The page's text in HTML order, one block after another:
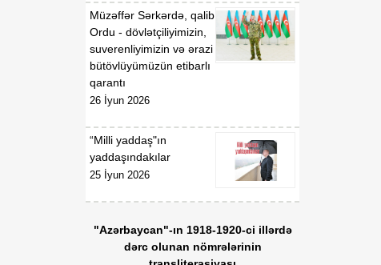
Müzəffər Sərkərdə, qalib
Ordu - dövlətçiliyimizin,
suverenliyimizin və ərazi
bütövlüyümüzün etibarlı
qarantı
26 İyun 2026
“Milli yaddaş"ın
yaddaşındakılar
25 İyun 2026
"Azərbaycan"-ın 1918-1920-ci illərdə
dərc olunan nömrələrinin